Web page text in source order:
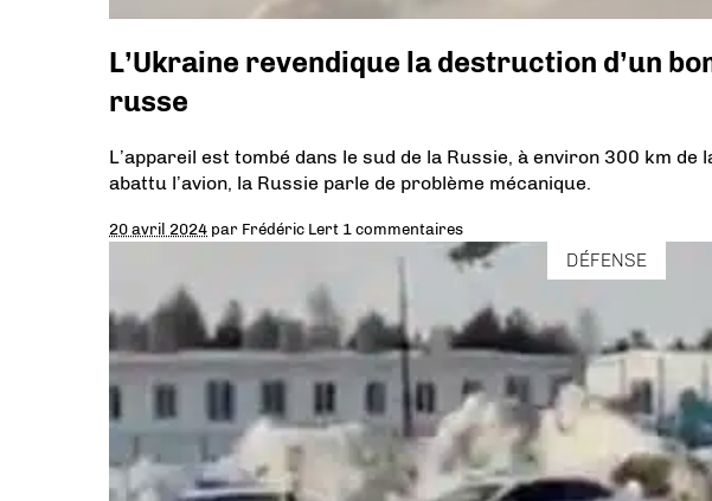
L’Ukraine revendique la destruction d’un
russe
L’appareil est tombé dans le sud de la Russie, à environ 300 km de
abattu l’avion, la Russie parle de problème mécanique.
20 avril 2024 par Frédéric Lert 1 commentaires
DÉFENSE